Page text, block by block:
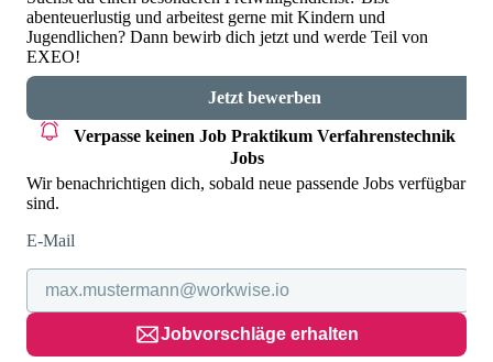
abenteuerlustig und arbeitest gerne mit Kindern und
Jugendlichen? Dann bewirb dich jetzt und werde Teil von
EXEO!
Jetzt bewerben
Verpasse keinen Job Praktikum Verfahrenstechnik
Jobs
Wir benachrichtigen dich, sobald neue passende Jobs verfügbar
sind.
E-Mail
Jobvorschläge erhalten